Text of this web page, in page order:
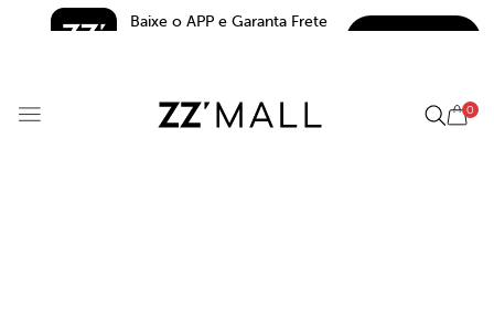
Baixe o APP e Garanta Frete
0